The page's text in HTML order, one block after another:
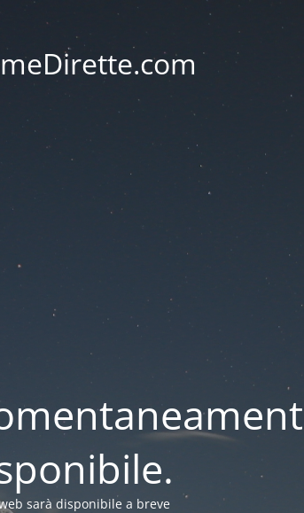
sarà disponibile a breve